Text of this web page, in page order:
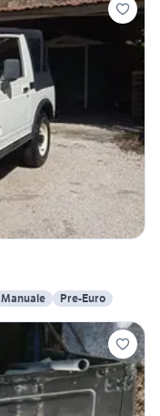
Manuale Pre-Euro